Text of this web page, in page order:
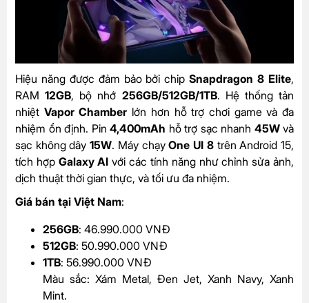
Hiệu năng được đảm bảo bởi chipSnapdragon 8 Elite,
RAM12GB, bộ nhớ 256GB/512GB/1TB. Hệ thống tản
nhiệt Vapor Chamber lớn hơn hỗ trợ chơi game và đa
nhiệm ổn định. Pin 4,400mAh hỗ trợ sạc nhanh 45Wvà
sạc không dây15W. Máy chạyOne UI 8trên Android 15,
tích hợp Galaxy AI với các tính năng như chỉnh sửa ảnh,
dịch thuật thời gian thực, và tối ưu đa nhiệm.
Giá bán tại Việt Nam:
256GB: 46.990.000 VNĐ
512GB: 50.990.000 VNĐ
1TB: 56.990.000 VNĐ
Màu sắc: Xám Metal, Đen Jet, Xanh Navy, Xanh
Mint.